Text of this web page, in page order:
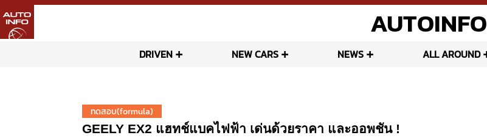
AUTOINFO
DRIVEN NEW CARS NEWS ALL AROUND
ทดสอบ(formula)
GEELY EX2 แฮทช์แบคไฟฟ้า เด่นด้วยราคา และออพชัน !